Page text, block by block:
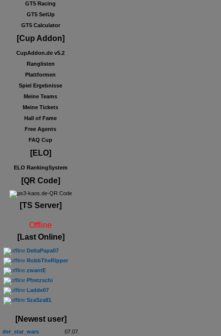
GT5 Racing
GT5 SetUp
GT5 Calculator
[Cup Addon]
CupAddon.de v5.2
Ranglisten
Plattformen
Spiel Ergebnisse
Meine Teams
Meine Tickets
Hall of Fame
Free Agents
FAQ Cup
[ELO]
ELO RankingSystem
[QR Code]
[TS Server]
Offline
[Last Online]
DeltaPapa07
RobbTheRipper
zwantE
Pfretzschi
Ladde07
SzaSza81
[Newest user]
der_star_wars
07.07.